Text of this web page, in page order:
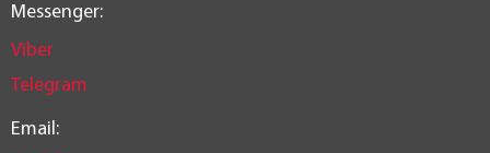
Messenger:
Viber
Telegram
Email: